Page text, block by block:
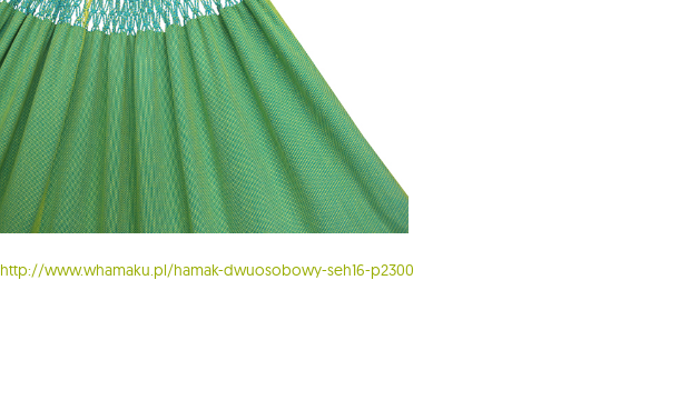
http://www.whamaku.pl/hamak-dwuosobowy-seh16-p2300